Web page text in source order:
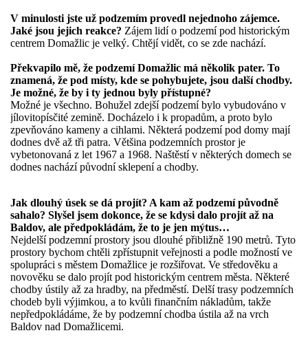
V minulosti jste už podzemím provedl nejednoho zájemce.
Jaké jsou jejich reakce? Zájem lidí o podzemí pod historickým
centrem Domažlic je velký. Chtějí vidět, co se zde nachází.
Překvapilo mě, že podzemí Domažlic má několik pater. To
znamená, že pod místy, kde se pohybujete, jsou další chodby.
Je možné, že by i ty jednou byly přístupné?
Možné je všechno. Bohužel zdejší podzemí bylo vybudováno v
jílovitopísčité zemině. Docházelo i k propadům, a proto bylo
zpevňováno kameny a cihlami. Některá podzemí pod domy mají
dodnes dvě až tři patra. Většina podzemních prostor je
vybetonovaná z let 1967 a 1968. Naštěstí v některých domech se
dodnes nachází původní sklepení a chodby.
Jak dlouhý úsek se dá projít? A kam až podzemí původně
sahalo? Slyšel jsem dokonce, že se kdysi dalo projít až na
Baldov, ale předpokládám, že to je jen mýtus…
Nejdelší podzemní prostory jsou dlouhé přibližně 190 metrů. Tyto
prostory bychom chtěli zpřístupnit veřejnosti a podle možností ve
spolupráci s městem Domažlice je rozšiřovat. Ve středověku a
novověku se dalo projít pod historickým centrem města. Některé
chodby ústily až za hradby, na předměstí. Delší trasy podzemních
chodeb byli výjimkou, a to kvůli finančním nákladům, takže
nepředpokládáme, že by podzemní chodba ústila až na vrch
Baldov nad Domažlicemi.